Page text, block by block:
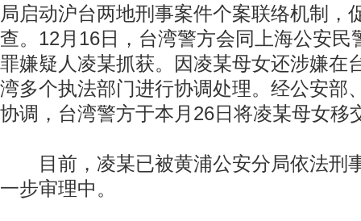
局启动沪台两地刑事案件个案联络机制，
查。12月16日，台湾警方会同上海公安民
罪嫌疑人凌某抓获。因凌某母女还涉嫌在
湾多个执法部门进行协调处理。经公安部
协调，台湾警方于本月26日将凌某母女移
目前，凌某已被黄浦公安分局依法刑
一步审理中。